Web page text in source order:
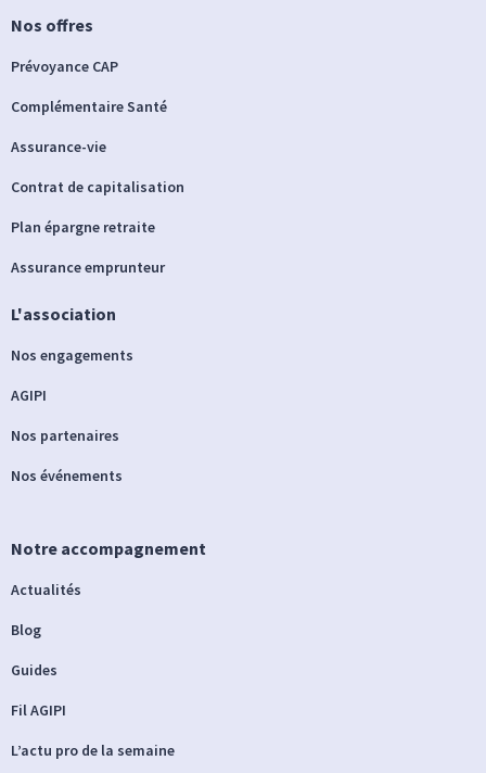
Nos offres
Prévoyance CAP
Complémentaire Santé
Assurance-vie
Contrat de capitalisation
Plan épargne retraite
Assurance emprunteur
L'association
Nos engagements
AGIPI
Nos partenaires
Nos événements
Notre accompagnement
Actualités
Blog
Guides
Fil AGIPI
L’actu pro de la semaine